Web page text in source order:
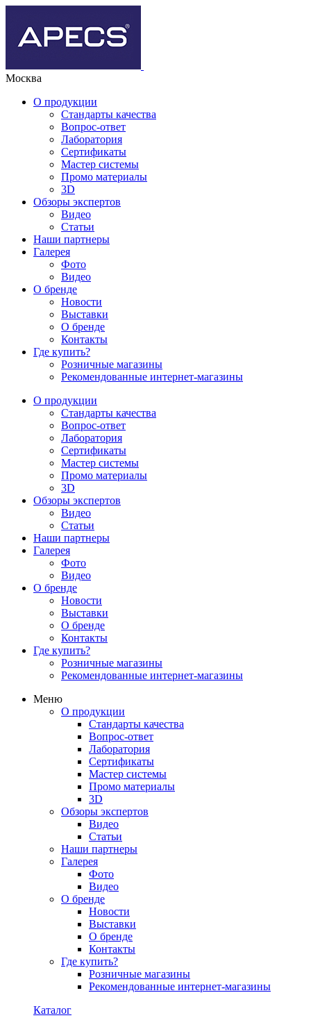
Москва
О продукции
Стандарты качества
Вопрос-ответ
Лаборатория
Сертификаты
Мастер системы
Промо материалы
3D
Обзоры экспертов
Видео
Статьи
Наши партнеры
Галерея
Фото
Видео
О бренде
Новости
Выставки
О бренде
Контакты
Где купить?
Розничные магазины
Рекомендованные интернет-магазины
О продукции
Стандарты качества
Вопрос-ответ
Лаборатория
Сертификаты
Мастер системы
Промо материалы
3D
Обзоры экспертов
Видео
Статьи
Наши партнеры
Галерея
Фото
Видео
О бренде
Новости
Выставки
О бренде
Контакты
Где купить?
Розничные магазины
Рекомендованные интернет-магазины
Меню
О продукции
Стандарты качества
Вопрос-ответ
Лаборатория
Сертификаты
Мастер системы
Промо материалы
3D
Обзоры экспертов
Видео
Статьи
Наши партнеры
Галерея
Фото
Видео
О бренде
Новости
Выставки
О бренде
Контакты
Где купить?
Розничные магазины
Рекомендованные интернет-магазины
Каталог